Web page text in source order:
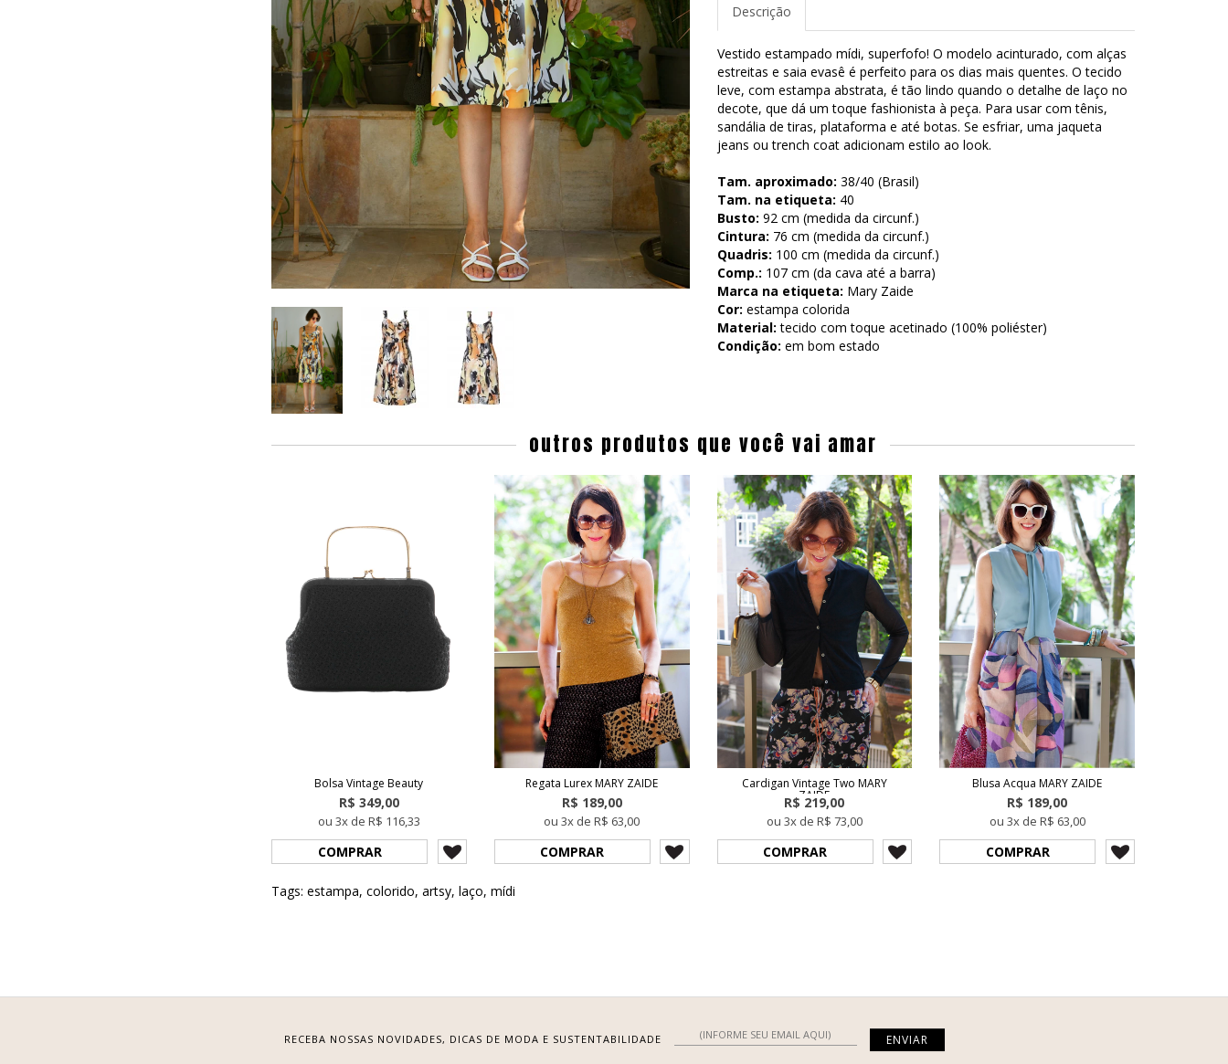
Descrição
Vestido estampado mídi, superfofo! O modelo acinturado, com alças
estreitas e saia evasê é perfeito para os dias mais quentes. O tecido
leve, com estampa abstrata, é tão lindo quando o detalhe de laço no
decote, que dá um toque fashionista à peça. Para usar com tênis,
sandália de tiras, plataforma e até botas. Se esfriar, uma jaqueta
jeans ou trench coat adicionam estilo ao look.
Tam. aproximado: 38/40 (Brasil)
Tam. na etiqueta: 40
Busto: 92 cm (medida da circunf.)
Cintura: 76 cm (medida da circunf.)
Quadris: 100 cm (medida da circunf.)
Comp.: 107 cm (da cava até a barra)
Marca na etiqueta: Mary Zaide
Cor: estampa colorida
Material: tecido com toque acetinado (100% poliéster)
Condição: em bom estado
outros produtos que você vai amar
Bolsa Vintage Beauty
R$ 349,00
ou 3x de R$ 116,33
COMPRAR
Regata Lurex MARY ZAIDE
R$ 189,00
ou 3x de R$ 63,00
COMPRAR
Cardigan Vintage Two MARY
ZAIDE
R$ 219,00
ou 3x de R$ 73,00
COMPRAR
Blusa Acqua MARY ZAIDE
R$ 189,00
ou 3x de R$ 63,00
COMPRAR
Tags: estampa, colorido, artsy, laço, mídi
RECEBA NOSSAS NOVIDADES, DICAS DE MODA E SUSTENTABILIDADE